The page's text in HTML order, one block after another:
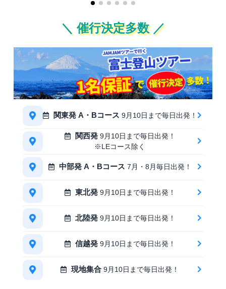
＼ 催行決定多数 ／
関東発 A・Bコース 9月10日まで毎日出発！
関西発 9月10日まで毎日出発！
※LEコース除く
中部発 A・Bコース 7月・8月毎日出発！
東北発 9月10日まで毎日出発！
北陸発 9月10日まで毎日出発！
信越発 9月10日まで毎日出発！
現地集合 9月10日まで毎日出発！